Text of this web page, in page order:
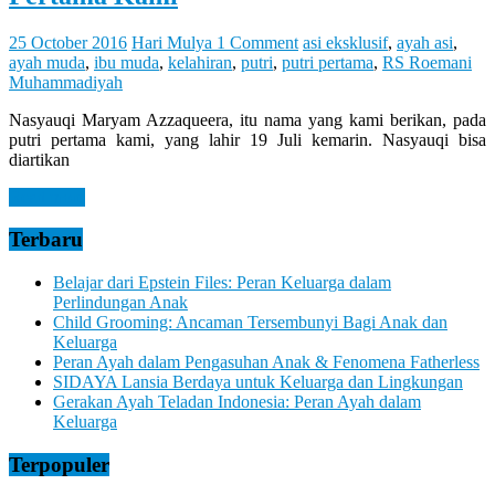
Feel
It
25 October 2016 Hari Mulya 1 Comment asi eksklusif, ayah asi,
ayah muda, ibu muda, kelahiran, putri, putri pertama, RS Roemani
Muhammadiyah
Nasyauqi Maryam Azzaqueera, itu nama yang kami berikan, pada
putri pertama kami, yang lahir 19 Juli kemarin. Nasyauqi bisa
diartikan
Terbaru
Belajar dari Epstein Files: Peran Keluarga dalam
Perlindungan Anak
Child Grooming: Ancaman Tersembunyi Bagi Anak dan
Keluarga
Peran Ayah dalam Pengasuhan Anak & Fenomena Fatherless
SIDAYA Lansia Berdaya untuk Keluarga dan Lingkungan
Gerakan Ayah Teladan Indonesia: Peran Ayah dalam
Keluarga
Terpopuler